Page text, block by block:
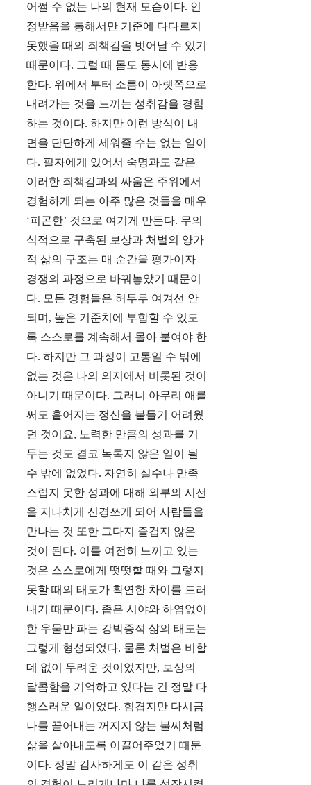
어쩔 수 없는 나의 현재 모습이다. 인
정받음을 통해서만 기준에 다다르지
못했을 때의 죄책감을 벗어날 수 있기
때문이다. 그럴 때 몸도 동시에 반응
한다. 위에서 부터 소름이 아랫쪽으로
내려가는 것을 느끼는 성취감을 경험
하는 것이다. 하지만 이런 방식이 내
면을 단단하게 세워줄 수는 없는 일이
다. 필자에게 있어서 숙명과도 같은
이러한 죄책감과의 싸움은 주위에서
경험하게 되는 아주 많은 것들을 매우
‘피곤한’ 것으로 여기게 만든다. 무의
식적으로 구축된 보상과 처벌의 양가
적 삶의 구조는 매 순간을 평가이자
경쟁의 과정으로 바꿔놓았기 때문이
다. 모든 경험들은 허투루 여겨선 안
되며, 높은 기준치에 부합할 수 있도
록 스스로를 계속해서 몰아 붙여야 한
다. 하지만 그 과정이 고통일 수 밖에
없는 것은 나의 의지에서 비롯된 것이
아니기 때문이다. 그러니 아무리 애를
써도 흩어지는 정신을 붙들기 어려웠
던 것이요, 노력한 만큼의 성과를 거
두는 것도 결코 녹록지 않은 일이 될
수 밖에 없었다. 자연히 실수나 만족
스럽지 못한 성과에 대해 외부의 시선
을 지나치게 신경쓰게 되어 사람들을
만나는 것 또한 그다지 즐겁지 않은
것이 된다. 이를 여전히 느끼고 있는
것은 스스로에게 떳떳할 때와 그렇지
못할 때의 태도가 확연한 차이를 드러
내기 때문이다. 좁은 시야와 하염없이
한 우물만 파는 강박증적 삶의 태도는
그렇게 형성되었다. 물론 처벌은 비할
데 없이 두려운 것이었지만, 보상의
달콤함을 기억하고 있다는 건 정말 다
행스러운 일이었다. 힘겹지만 다시금
나를 끌어내는 꺼지지 않는 불씨처럼
삶을 살아내도록 이끌어주었기 때문
이다. 정말 감사하게도 이 같은 성취